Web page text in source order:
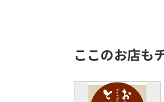
ここのお店も